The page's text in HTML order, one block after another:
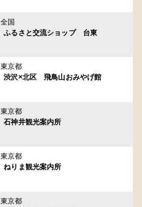
全国
ふるさと交流ショップ 台東
東京都
渋沢×北区 飛鳥山おみやげ館
東京都
石神井観光案内所
東京都
ねりま観光案内所
東京都